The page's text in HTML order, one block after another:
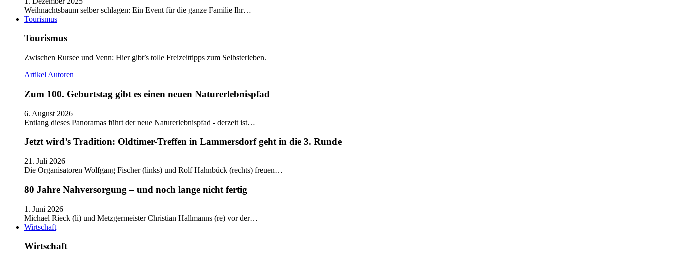
Weihnachtsbaum selber schlagen: Ein Event für die ganze Familie Ihr…
Tourismus
Tourismus
Zwischen Rursee und Venn: Hier gibt’s tolle Freizeittipps zum Selbsterleben.
Artikel Autoren
Zum 100. Geburtstag gibt es einen neuen Naturerlebnispfad
6. August 2026
Entlang dieses Panoramas führt der neue Naturerlebnispfad - derzeit ist…
Jetzt wird’s Tradition: Oldtimer-Treffen in Lammersdorf geht in die 3. Runde
21. Juli 2026
Die Organisatoren Wolfgang Fischer (links) und Rolf Hahnbück (rechts) freuen…
80 Jahre Nahversorgung – und noch lange nicht fertig
1. Juni 2026
Michael Rieck (li) und Metzgermeister Christian Hallmanns (re) vor der…
Wirtschaft
Wirtschaft